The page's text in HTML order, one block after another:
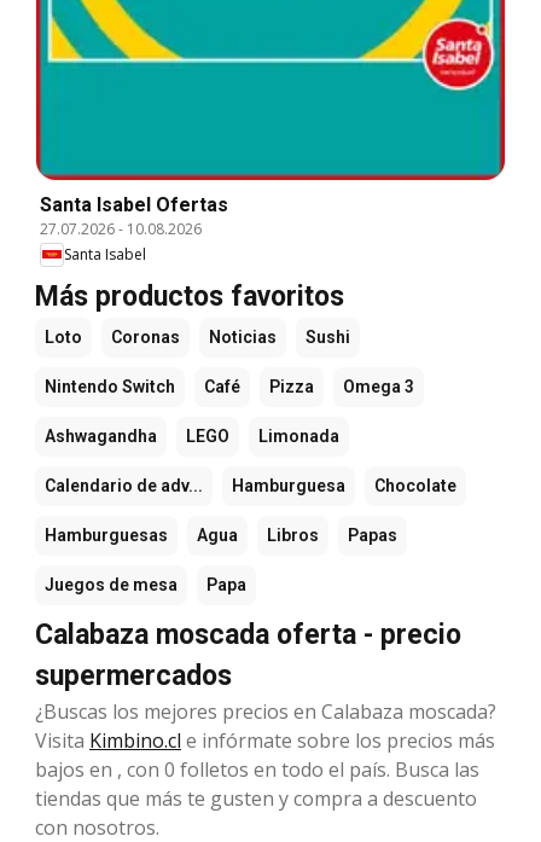
Santa Isabel Ofertas
27.07.2026- 10.08.2026
Santa Isabel
Más productos favoritos
Loto Coronas Noticias Sushi
Nintendo Switch Café Pizza Omega 3
Ashwagandha LEGO Limonada
Calendario de adv... Hamburguesa Chocolate
Hamburguesas Agua Libros Papas
Juegos de mesa Papa
Calabaza moscada oferta - precio
supermercados
¿Buscas los mejores precios en Calabaza moscada?
Visita Kimbino.cl e infórmate sobre los precios más
bajos en , con 0 folletos en todo el país. Busca las
tiendas que más te gusten y compra a descuento
con nosotros.